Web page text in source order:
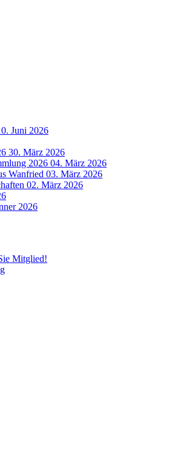
Juni 2026
30. März 2026
2026 04. März 2026
Wanfried 03. März 2026
02. März 2026
2026
Mitglied!